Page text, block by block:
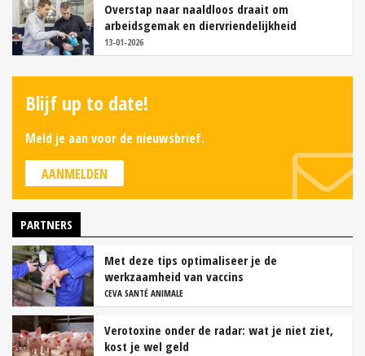
Overstap naar naaldloos draait om
arbeidsgemak en diervriendelijkheid
13-01-2026
Blijf up to date!
Meld je aan voor de nieuwsbrief.
AANMELDEN
PARTNERS
Met deze tips optimaliseer je de
werkzaamheid van vaccins
CEVA SANTÉ ANIMALE
Verotoxine onder de radar: wat je niet ziet,
kost je wel geld